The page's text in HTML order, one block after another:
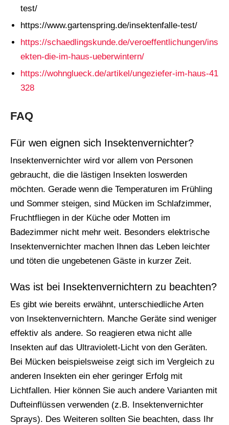
test/
https://www.gartenspring.de/insektenfalle-test/
https://schaedlingskunde.de/veroeffentlichungen/ins
ekten-die-im-haus-ueberwintern/
https://wohnglueck.de/artikel/ungeziefer-im-haus-41
328
FAQ
Für wen eignen sich Insektenvernichter?
Insektenvernichter wird vor allem von Personen
gebraucht, die die lästigen Insekten loswerden
möchten. Gerade wenn die Temperaturen im Frühling
und Sommer steigen, sind Mücken im Schlafzimmer,
Fruchtfliegen in der Küche oder Motten im
Badezimmer nicht mehr weit. Besonders elektrische
Insektenvernichter machen Ihnen das Leben leichter
und töten die ungebetenen Gäste in kurzer Zeit.
Was ist bei Insektenvernichtern zu beachten?
Es gibt wie bereits erwähnt, unterschiedliche Arten
von Insektenvernichtern. Manche Geräte sind weniger
effektiv als andere. So reagieren etwa nicht alle
Insekten auf das Ultraviolett-Licht von den Geräten.
Bei Mücken beispielsweise zeigt sich im Vergleich zu
anderen Insekten ein eher geringer Erfolg mit
Lichtfallen. Hier können Sie auch andere Varianten mit
Dufteinflüssen verwenden (z.B. Insektenvernichter
Sprays). Des Weiteren sollten Sie beachten, dass Ihr